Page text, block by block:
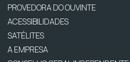
PROVEDORA DO OUVINTE
ACESSIBILIDADES
SATÉLITES
A EMPRESA